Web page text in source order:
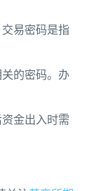
易密码是指
的密码。办
金出入时需